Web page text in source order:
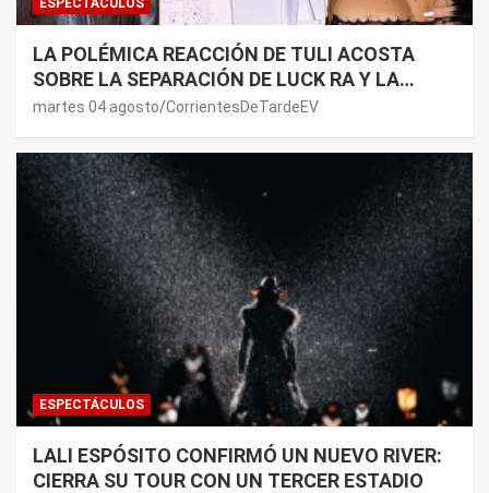
ESPECTÁCULOS
LA POLÉMICA REACCIÓN DE TULI ACOSTA
SOBRE LA SEPARACIÓN DE LUCK RA Y LA
JOAQUI: “¿MI VERDAD?”
martes 04 agosto CorrientesDeTardeEV
ESPECTÁCULOS
LALI ESPÓSITO CONFIRMÓ UN NUEVO RIVER:
CIERRA SU TOUR CON UN TERCER ESTADIO